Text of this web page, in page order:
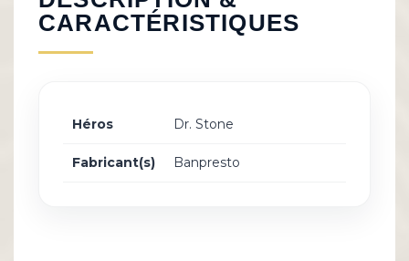
CARACTÉRISTIQUES
Héros Dr. Stone
Fabricant(s) Banpresto